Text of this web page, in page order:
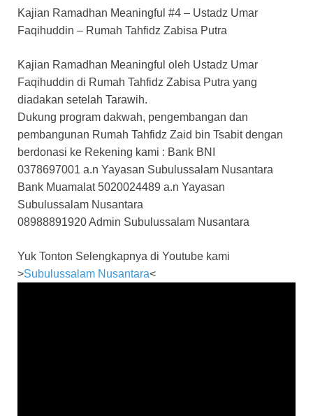
Kajian Ramadhan Meaningful #4 – Ustadz Umar
Faqihuddin – Rumah Tahfidz Zabisa Putra
Kajian Ramadhan Meaningful oleh Ustadz Umar
Faqihuddin di Rumah Tahfidz Zabisa Putra yang
diadakan setelah Tarawih.
Dukung program dakwah, pengembangan dan
pembangunan Rumah Tahfidz Zaid bin Tsabit dengan
berdonasi ke Rekening kami : Bank BNI
0378697001 a.n Yayasan Subulussalam Nusantara
Bank Muamalat 5020024489 a.n Yayasan
Subulussalam Nusantara
08988891920 Admin Subulussalam Nusantara
Yuk Tonton Selengkapnya di Youtube kami
>Subulussalam Nusantara<